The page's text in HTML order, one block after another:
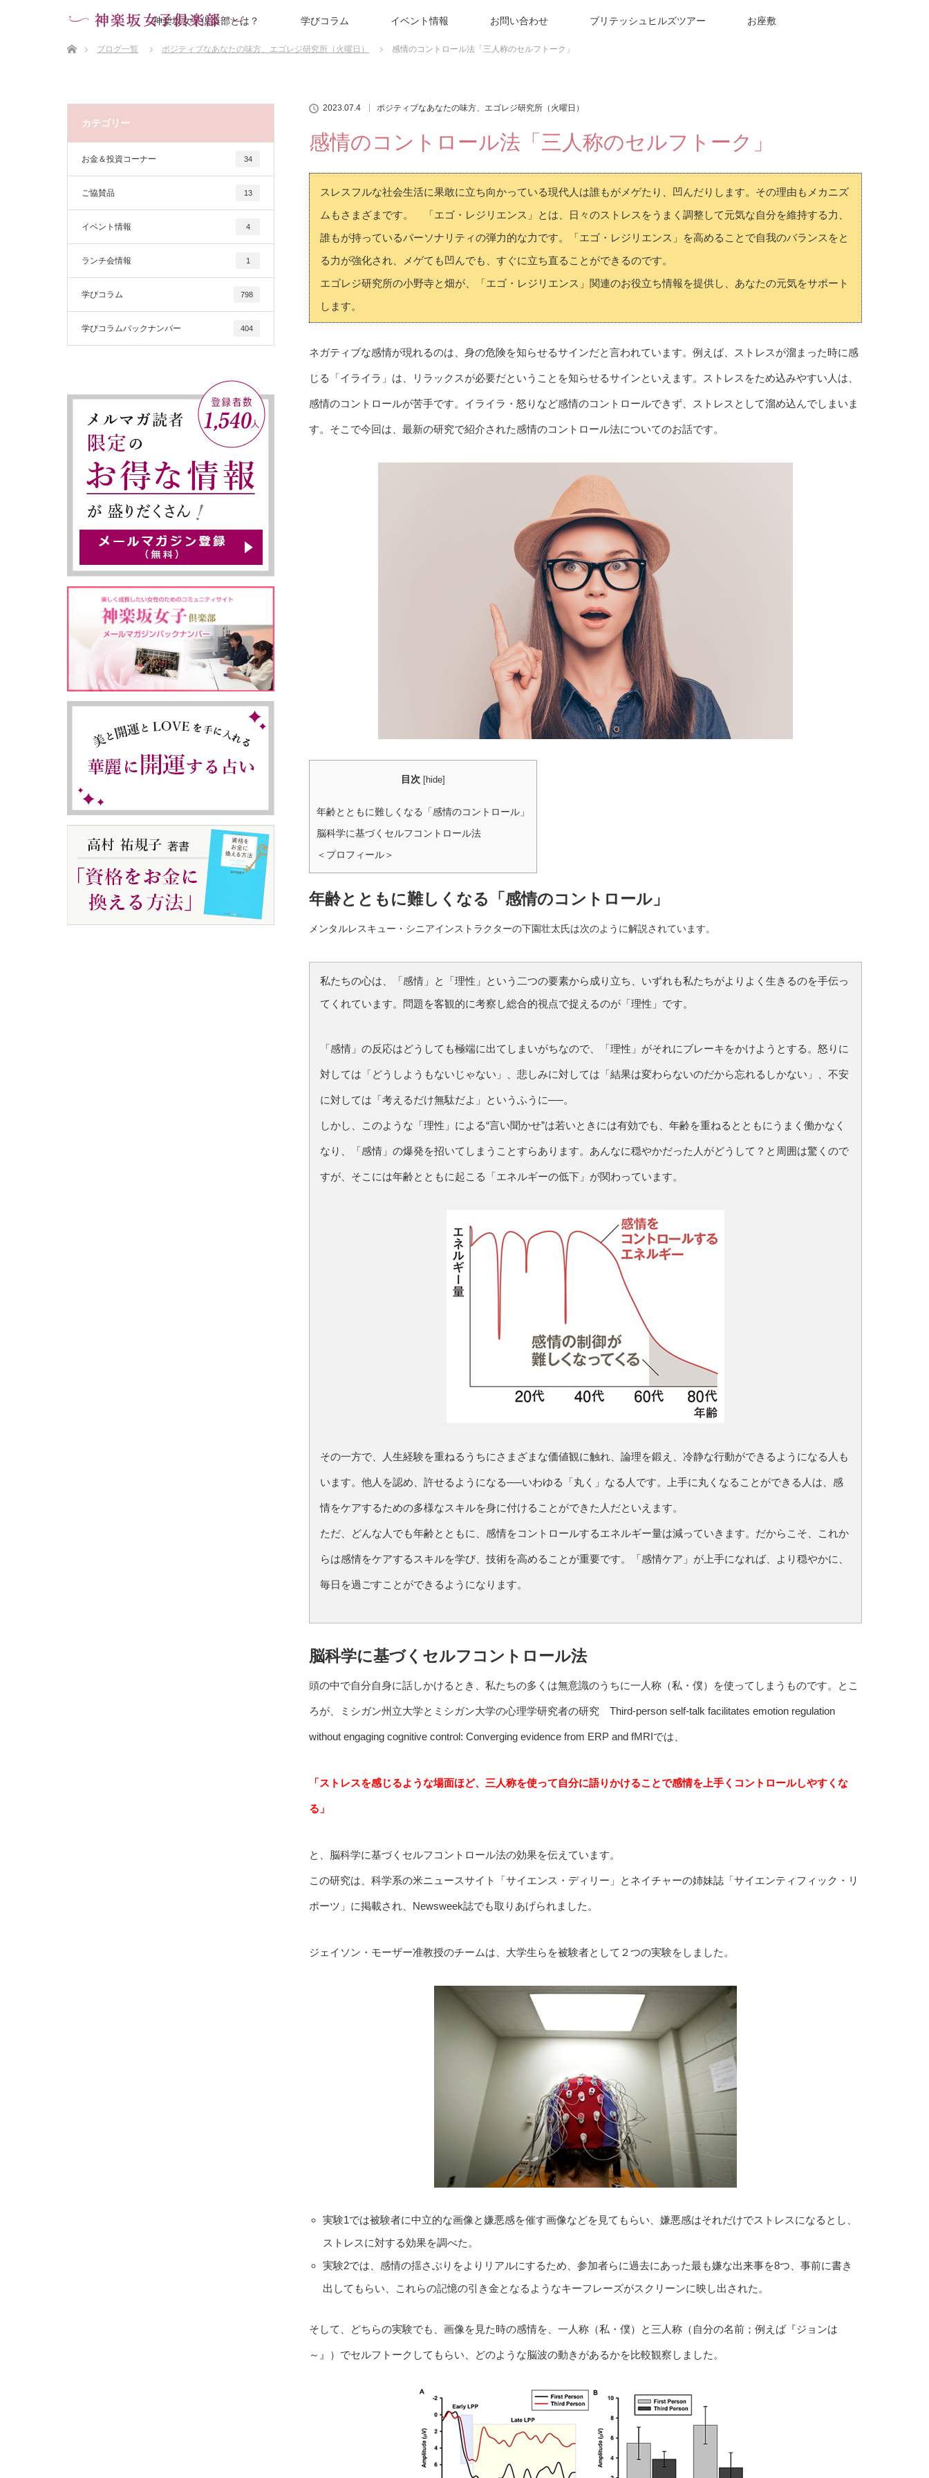
神楽坂女子倶楽部とは？ 学びコラム イベント情報 お問い合わせ ブリテッシュヒルズツアー お座敷
ブログ一覧
ポジティブなあなたの味方、エゴレジ研究所（火曜日） 感情のコントロール法「三人称のセルフトーク」
2023.07.4 ポジティブなあなたの味方、エゴレジ研究所（火曜日）
感情のコントロール法「三人称のセルフトーク」
スレスフルな社会生活に果敢に立ち向かっている現代人は誰もがメゲたり、凹んだりします。その理由もメカニズ
ムもさまざまです。 「エゴ・レジリエンス」とは、日々のストレスをうまく調整して元気な自分を維持する力、
誰もが持っているパーソナリティの弾力的な力です。「エゴ・レジリエンス」を高めることで自我のバランスをと
る力が強化され、メゲても凹んでも、すぐに立ち直ることができるのです。
エゴレジ研究所の小野寺と畑が、「エゴ・レジリエンス」関連のお役立ち情報を提供し、あなたの元気をサポート
します。
ネガティブな感情が現れるのは、身の危険を知らせるサインだと言われています。例えば、ストレスが溜まった時に感
じる「イライラ」は、リラックスが必要だということを知らせるサインといえます。ストレスをため込みやすい人は、
感情のコントロールが苦手です。イライラ・怒りなど感情のコントロールできず、ストレスとして溜め込んでしまいま
す。そこで今回は、最新の研究で紹介された感情のコントロール法についてのお話です。
目次 [hide]
年齢とともに難しくなる「感情のコントロール」
脳科学に基づくセルフコントロール法
＜プロフィール＞
年齢とともに難しくなる「感情のコントロール」
メンタルレスキュー・シニアインストラクターの下園壮太氏は次のように解説されています。
私たちの心は、「感情」と「理性」という二つの要素から成り立ち、いずれも私たちがよりよく生きるのを手伝っ
てくれています。問題を客観的に考察し総合的視点で捉えるのが「理性」です。
「感情」の反応はどうしても極端に出てしまいがちなので、「理性」がそれにブレーキをかけようとする。怒りに
対しては「どうしようもないじゃない」、悲しみに対しては「結果は変わらないのだから忘れるしかない」、不安
に対しては「考えるだけ無駄だよ」というふうに──。
しかし、このような「理性」による“言い聞かせ”は若いときには有効でも、年齢を重ねるとともにうまく働かなく
なり、「感情」の爆発を招いてしまうことすらあります。あんなに穏やかだった人がどうして？と周囲は驚くので
すが、そこには年齢とともに起こる「エネルギーの低下」が関わっています。
その一方で、人生経験を重ねるうちにさまざまな価値観に触れ、論理を鍛え、冷静な行動ができるようになる人も
います。他人を認め、許せるようになる──いわゆる「丸く」なる人です。上手に丸くなることができる人は、感
情をケアするための多様なスキルを身に付けることができた人だといえます。
ただ、どんな人でも年齢とともに、感情をコントロールするエネルギー量は減っていきます。だからこそ、これか
らは感情をケアするスキルを学び、技術を高めることが重要です。「感情ケア」が上手になれば、より穏やかに、
毎日を過ごすことができるようになります。
脳科学に基づくセルフコントロール法
頭の中で自分自身に話しかけるとき、私たちの多くは無意識のうちに一人称（私・僕）を使ってしまうものです。とこ
ろが、ミシガン州立大学とミシガン大学の心理学研究者の研究 Third-person self-talk facilitates emotion regulation
without engaging cognitive control: Converging evidence from ERP and fMRIでは、
「ストレスを感じるような場面ほど、三人称を使って自分に語りかけることで感情を上手くコントロールしやすくな
る」
と、脳科学に基づくセルフコントロール法の効果を伝えています。
この研究は、科学系の米ニュースサイト「サイエンス・ディリー」とネイチャーの姉妹誌「サイエンティフィック・リ
ポーツ」に掲載され、Newsweek誌でも取りあげられました。
ジェイソン・モーザー准教授のチームは、大学生らを被験者として２つの実験をしました。
実験1では被験者に中立的な画像と嫌悪感を催す画像などを見てもらい、嫌悪感はそれだけでストレスになるとし、
ストレスに対する効果を調べた。
実験2では、感情の揺さぶりをよりリアルにするため、参加者らに過去にあった最も嫌な出来事を8つ、事前に書き
出してもらい、これらの記憶の引き金となるようなキーフレーズがスクリーンに映し出された。
そして、どちらの実験でも、画像を見た時の感情を、一人称（私・僕）と三人称（自分の名前；例えば『ジョンは
～』）でセルフトークしてもらい、どのような脳波の動きがあるかを比較観察しました。
カテゴリー
お金＆投資コーナー 34
ご協賛品 13
イベント情報 4
ランチ会情報 1
学びコラム 798
学びコラムバックナンバー 404